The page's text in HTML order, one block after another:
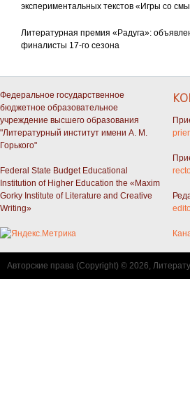
экспериментальных текстов «Игры со
Литературная премия «Радуга»:
финалисты 17-го сезона
Федеральное государственное
бюджетное образовательное
учреждение высшего образования
"Литературный институт имени А. М.
Горького"
Federal State Budget Educational
Institution of Higher Education the «Maxim
Gorky Institute of Literature and Creative
Writing»
Авторские права (Copyright) © 2026,